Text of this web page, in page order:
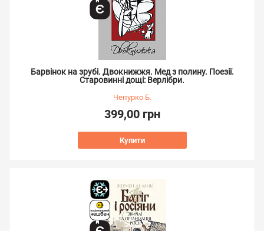
Барвінок на зрубі. Двокнижжя. Мед з полину. Поезії.
Старовинні дощі: Верлібри.
Чепурко Б.
399,00 грн
Купити